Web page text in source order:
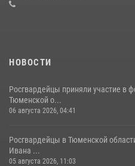
08 июля 2026, 09:38
НОВОСТИ
Росгвардейцы приняли участие в
Тюменской о...
06 августа 2026, 04:41
Росгвардейцы в Тюменской
Ивана ...
05 августа 2026, 11:03